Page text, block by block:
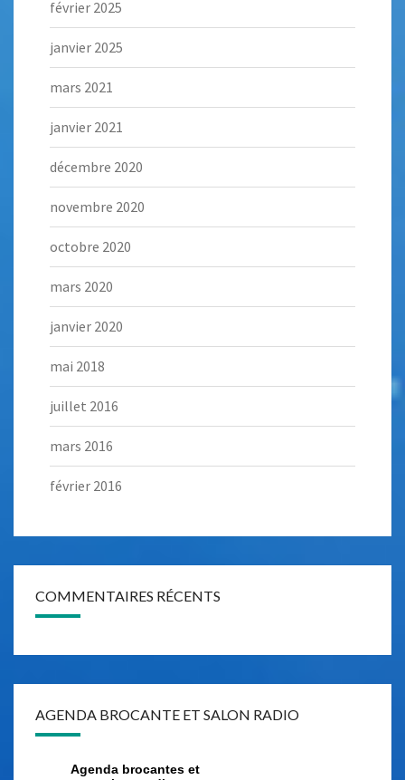
février 2025
janvier 2025
mars 2021
janvier 2021
décembre 2020
novembre 2020
octobre 2020
mars 2020
janvier 2020
mai 2018
juillet 2016
mars 2016
février 2016
COMMENTAIRES RÉCENTS
AGENDA BROCANTE ET SALON RADIO